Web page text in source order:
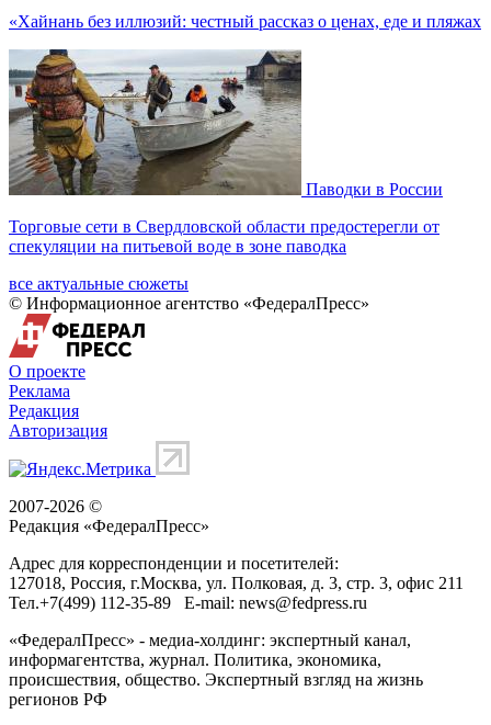
«Хайнань без иллюзий: честный рассказ о ценах, еде и пляжах
Паводки в России
Торговые сети в Свердловской области предостерегли от
спекуляции на питьевой воде в зоне паводка
все актуальные сюжеты
© Информационное агентство «ФедералПресс»
О проекте
Реклама
Редакция
Авторизация
2007-2026 ©
Редакция «ФедералПресс»
Адрес для корреспонденции и посетителей:
127018, Россия, г.Москва, ул. Полковая, д. 3, стр. 3, офис 211
Тел.+7(499) 112-35-89 E-mail: news@fedpress.ru
«ФедералПресс» - медиа-холдинг: экспертный канал,
информагентства, журнал. Политика, экономика,
происшествия, общество. Экспертный взгляд на жизнь
регионов РФ